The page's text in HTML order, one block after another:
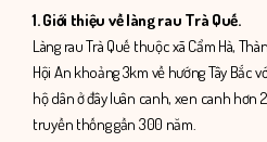
1. Giới thiệu về làng rau Trà Quế.
Làng rau Trà Quế thuộc xã Cẩm Hà,
Hội An khoảng 3km về hướng Tây Bắc
hộ dân ở đây luân canh, xen canh hơn
truyền thống gần 300 năm.